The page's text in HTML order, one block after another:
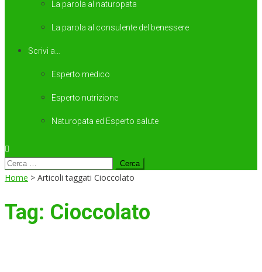
La parola al naturopata
La parola al consulente del benessere
Scrivi a…
Esperto medico
Esperto nutrizione
Naturopata ed Esperto salute
Ricerca
per:
Home > Articoli taggati Cioccolato
Tag: Cioccolato